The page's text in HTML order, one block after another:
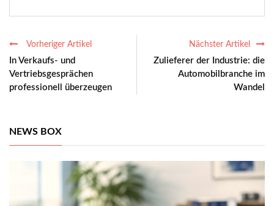
Nächster Artikel
Zulieferer der Industrie: die
Automobilbranche im
Wandel
Vorheriger Artikel
In Verkaufs- und
Vertriebsgesprächen
professionell überzeugen
NEWS BOX